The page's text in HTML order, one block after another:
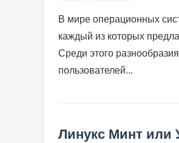
В мире операционных
каждый из которых
Среди этого
пользователей...
Линукс Минт или